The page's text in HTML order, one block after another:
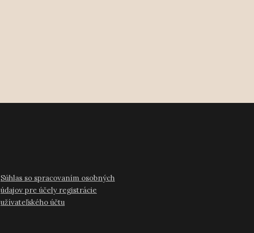
Súhlas so spracovaním osobných
údajov pre účely registrácie
užívateľského účtu